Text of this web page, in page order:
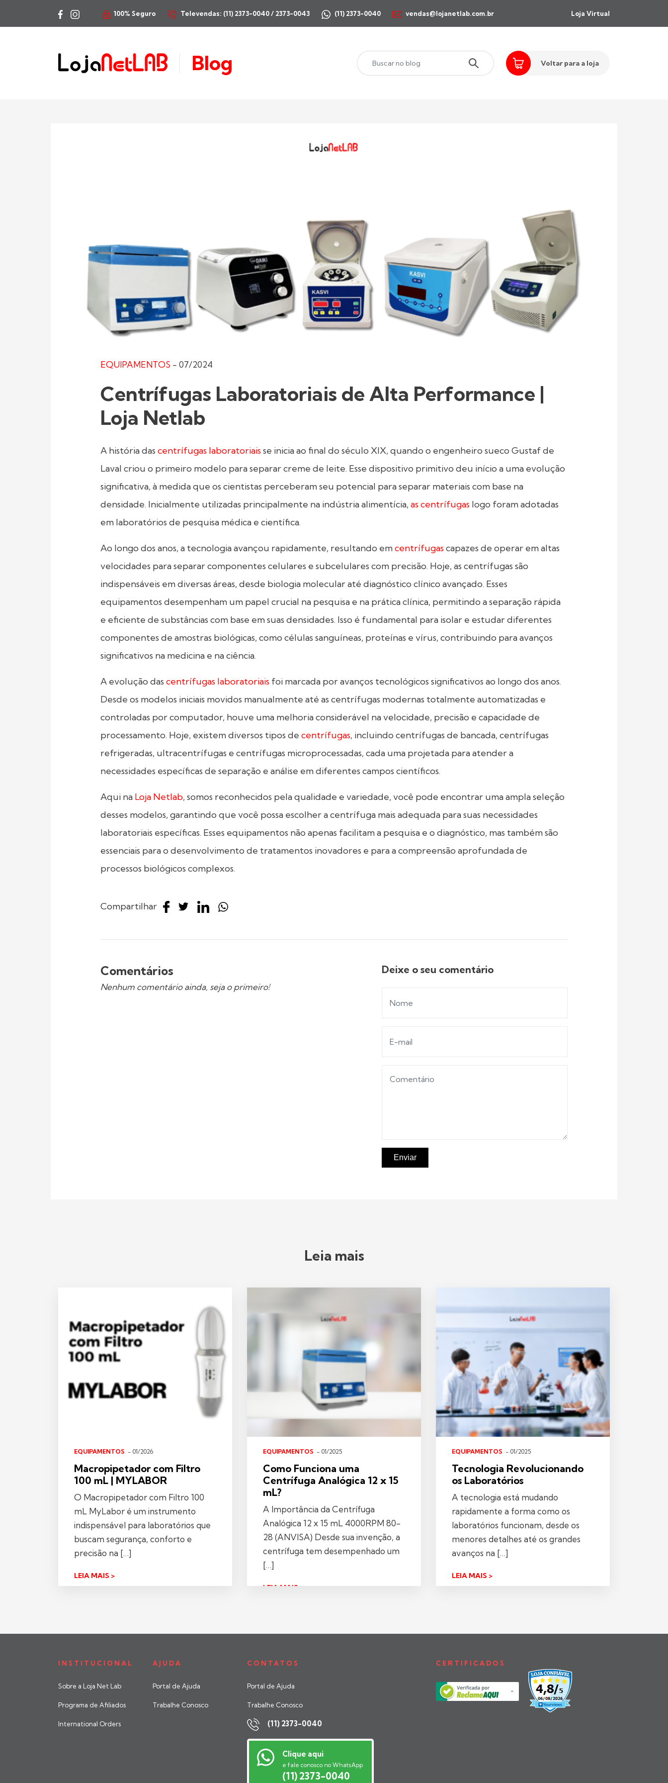
100% Seguro Televendas: (11) 2373-0040 / 2373-0043 (11) 2373-0040 vendas@lojanetlab.com.br Loja Virtual
Blog Voltar para a loja
EQUIPAMENTOS - 07/2024
Centrífugas Laboratoriais de Alta Performance |
Loja Netlab
A história das centrífugas laboratoriaisse inicia ao final do século XIX, quando o engenheiro sueco Gustaf de
Laval criou o primeiro modelo para separar creme de leite. Esse dispositivo primitivo deu início a uma evolução
significativa, à medida que os cientistas perceberam seu potencial para separar materiais com base na
densidade. Inicialmente utilizadas principalmente na indústria alimentícia, as centrífugas logo foram adotadas
em laboratórios de pesquisa médica e científica.
Ao longo dos anos, a tecnologia avançou rapidamente, resultando emcentrífugascapazes de operar em altas
velocidades para separar componentes celulares e subcelulares com precisão. Hoje, as centrífugas são
indispensáveis em diversas áreas, desde biologia molecular até diagnóstico clínico avançado. Esses
equipamentos desempenham um papel crucial na pesquisa e na prática clínica, permitindo a separação rápida
e eficiente de substâncias com base em suas densidades. Isso é fundamental para isolar e estudar diferentes
componentes de amostras biológicas, como células sanguíneas, proteínas e vírus, contribuindo para avanços
significativos na medicina e na ciência.
A evolução das centrífugas laboratoriais foi marcada por avanços tecnológicos significativos ao longo dos anos.
Desde os modelos iniciais movidos manualmente até as centrífugas modernas totalmente automatizadas e
controladas por computador, houve uma melhoria considerável na velocidade, precisão e capacidade de
processamento. Hoje, existem diversos tipos de centrífugas, incluindo centrífugas de bancada, centrífugas
refrigeradas, ultracentrífugas e centrífugas microprocessadas, cada uma projetada para atender a
necessidades específicas de separação e análise em diferentes campos científicos.
Aqui na Loja Netlab, somos reconhecidos pela qualidade e variedade, você pode encontrar uma ampla seleção
desses modelos, garantindo que você possa escolher a centrífuga mais adequada para suas necessidades
laboratoriais específicas. Esses equipamentos não apenas facilitam a pesquisa e o diagnóstico, mas também são
essenciais para o desenvolvimento de tratamentos inovadores e para a compreensão aprofundada de
processos biológicos complexos.
Compartilhar
Comentários
Nenhum comentário ainda, seja o primeiro!
Deixe o seu comentário
Enviar
Leia mais
EQUIPAMENTOS - 01/2026
Macropipetador com Filtro
100 mL | MYLABOR
O Macropipetador com Filtro 100
mL MyLabor é um instrumento
indispensável para laboratórios que
buscam segurança, conforto e
precisão na […]
LEIA MAIS >
EQUIPAMENTOS - 01/2025
Como Funciona uma
Centrífuga Analógica 12 x 15
mL?
A Importância da Centrífuga
Analógica 12 x 15 mL 4000RPM 80-
28 (ANVISA) Desde sua invenção, a
centrífuga tem desempenhado um
[…]
LEIA MAIS >
EQUIPAMENTOS - 01/2025
Tecnologia Revolucionando
os Laboratórios
A tecnologia está mudando
rapidamente a forma como os
laboratórios funcionam, desde os
menores detalhes até os grandes
avanços na […]
LEIA MAIS >
INSTITUCIONAL
Sobre a Loja Net Lab
Programa de Afiliados
International Orders
AJUDA
Portal de Ajuda
Trabalhe Conosco
CONTATOS
Portal de Ajuda
Trabalhe Conosco
(11) 2373-0040
Clique aqui
e fale conosco no WhatsApp
(11) 2373-0040
CERTIFICADOS